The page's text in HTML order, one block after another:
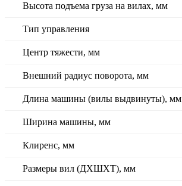
Высота подъема груза на вилах, мм
Тип управления
Центр тяжести, мм
Внешний радиус поворота, мм
Длина машины (вилы выдвинуты), мм
Ширина машины, мм
Клиренс, мм
Размеры вил (ДXШXТ), мм